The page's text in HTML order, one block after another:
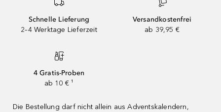
Schnelle Lieferung
2–4 Werktage Lieferzeit
Versandkostenfrei
ab 39,95 €
4 Gratis-Proben
ab 10 € ¹
Die Bestellung darf nicht allein aus Adventskalendern,